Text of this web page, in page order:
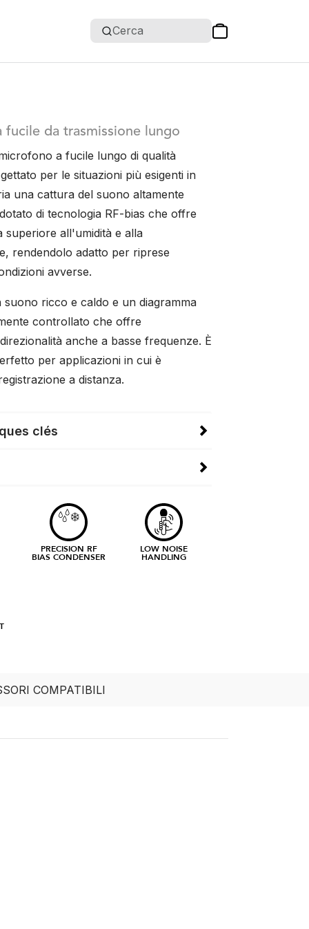
Cerca
fucile da trasmissione lungo
a fucile lungo di qualità
per le situazioni più esigenti in
una cattura del suono altamente
di tecnologia RF-bias che offre
superiore all'umidità e alla
rendendolo adatto per riprese
avverse.
ricco e caldo e un diagramma
controllato che offre
anche a basse frequenze. È
per applicazioni in cui è
a distanza.
clés
PRECISION RF
BIAS CONDENSER
LOW NOISE
HANDLING
COMPATIBILI